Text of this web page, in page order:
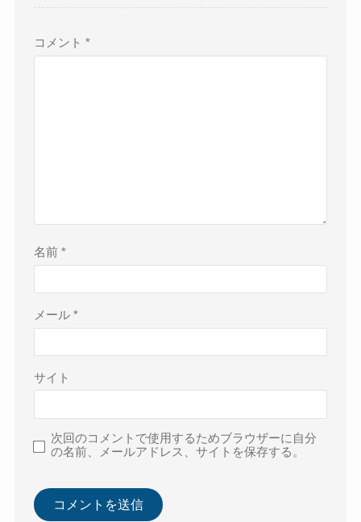
コメント*
名前*
メール*
サイト
次回のコメントで使用するためブラウザーに自分
の名前、メールアドレス、サイトを保存する。